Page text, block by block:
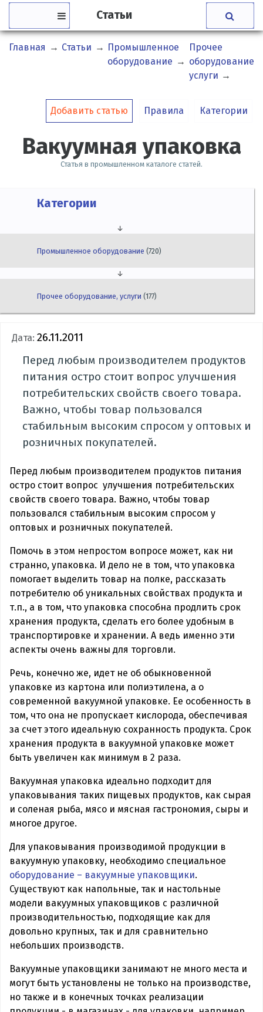
Статьи
Главная → Статьи → Промышленное
оборудование →
Прочее
оборудование,
услуги →
Добавить статью Правила Категории
Вакуумная упаковка
Статья в промышленном каталоге статей.
Категории
↓
Промышленное оборудование(720)
↓
Прочее оборудование, услуги(177)
Дата: 26.11.2011
Перед любым производителем продуктов
питания остро стоит вопрос улучшения
потребительских свойств своего товара.
Важно, чтобы товар пользовался
стабильным высоким спросом у оптовых и
розничных покупателей.
Перед любым производителем продуктов питания
остро стоит вопрос улучшения потребительских
свойств своего товара. Важно, чтобы товар
пользовался стабильным высоким спросом у
оптовых и розничных покупателей.
Помочь в этом непростом вопросе может, как ни
странно, упаковка. И дело не в том, что упаковка
помогает выделить товар на полке, рассказать
потребителю об уникальных свойствах продукта и
т.п., а в том, что упаковка способна продлить срок
хранения продукта, сделать его более удобным в
транспортировке и хранении. А ведь именно эти
аспекты очень важны для торговли.
Речь, конечно же, идет не об обыкновенной
упаковке из картона или полиэтилена, а о
современной вакуумной упаковке. Ее особенность в
том, что она не пропускает кислорода, обеспечивая
за счет этого идеальную сохранность продукта. Срок
хранения продукта в вакуумной упаковке может
быть увеличен как минимум в 2 раза.
Вакуумная упаковка идеально подходит для
упаковывания таких пищевых продуктов, как сырая
и соленая рыба, мясо и мясная гастрономия, сыры и
многое другое.
Для упаковывания производимой продукции в
вакуумную упаковку, необходимо специальное
оборудование – вакуумные упаковщики.
Существуют как напольные, так и настольные
модели вакуумных упаковщиков с различной
производительностью, подходящие как для
довольно крупных, так и для сравнительно
небольших производств.
Вакуумные упаковщики занимают не много места и
могут быть установлены не только на производстве,
но также и в конечных точках реализации